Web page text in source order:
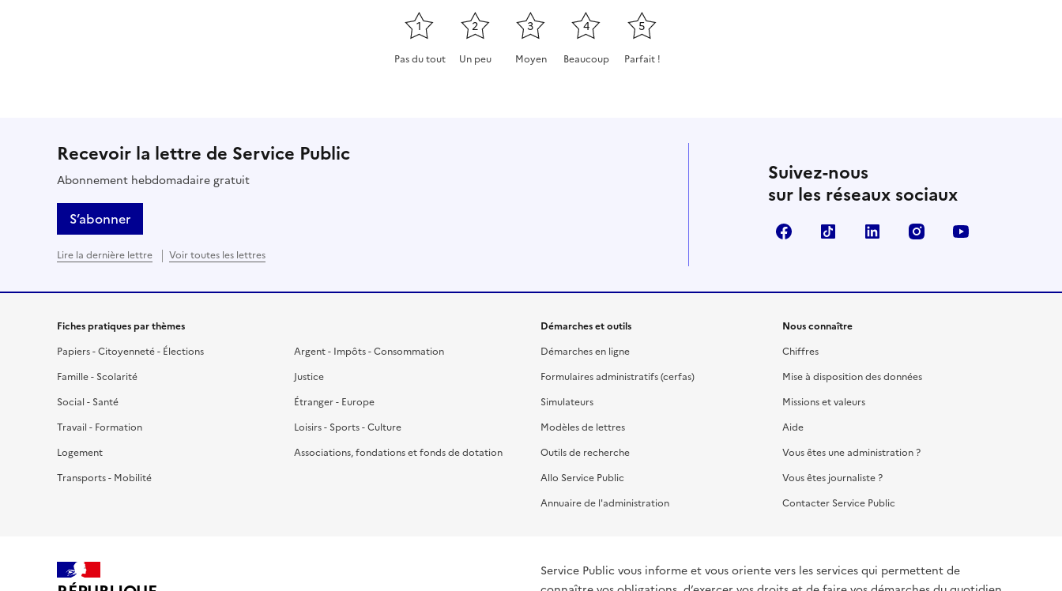
1
Pas du tout
2
Un peu
3
Moyen
4
Beaucoup
5
Parfait !
Recevoir la lettre de Service Public
Abonnement hebdomadaire gratuit
S’abonner
Lire la dernière lettre Voir toutes les lettres
Suivez-nous
sur les réseaux sociaux
FacebookTikTok LinkedIn Instagram
Fiches pratiques par thèmes
Papiers - Citoyenneté - Élections
Famille - Scolarité
Social - Santé
Travail - Formation
Logement
Transports - Mobilité
Argent - Impôts - Consommation
Justice
Étranger - Europe
Loisirs - Sports - Culture
Associations, fondations et fonds de dotation
Démarches et outils
Démarches en ligne
Formulaires administratifs (cerfas)
Simulateurs
Modèles de lettres
Outils de recherche
Allo Service Public
Annuaire de l'administration
Nous connaître
Chiffres
Mise à disposition des données
Missions et valeurs
Aide
Vous êtes une administration ?
Vous êtes journaliste ?
Contacter Service Public
Service Public vous informe et vous oriente vers les services qui permettent de